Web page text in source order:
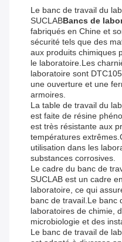
Le banc de travail du
SUCLABBancs de
fabriqués en Chine et
sécurité tels que des
aux produits chimiques
le laboratoire.Les
laboratoire sont
une ouverture et une
armoires.
La table de travail du
est faite de résine
est très résistante aux
températures
utilisation dans les
substances corrosives.
Le cadre du banc de
SUCLAB est un cadre
laboratoire, ce qui
banc de travail.Le banc
laboratoires de chimie,
microbiologie et des
Le banc de travail de